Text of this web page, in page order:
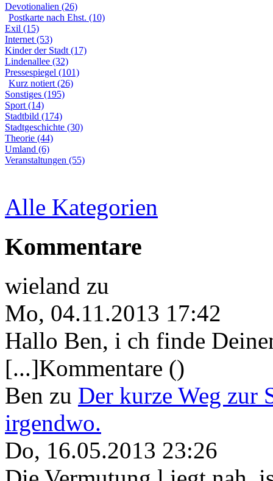
Devotionalien (26)
Postkarte nach Ehst. (10)
Exil (15)
Internet (53)
Kinder der Stadt (17)
Lindenallee (32)
Pressespiegel (101)
Kurz notiert (26)
Sonstiges (195)
Sport (14)
Stadtbild (174)
Stadtgeschichte (30)
Theorie (44)
Umland (6)
Veranstaltungen (55)
Alle Kategorien
Kommentare
wieland zu
Mo, 04.11.2013 17:42
Hallo Ben, i ch finde
[...]Kommentare ()
Ben zu Der kurze Weg zur
irgendwo.
Do, 16.05.2013 23:26